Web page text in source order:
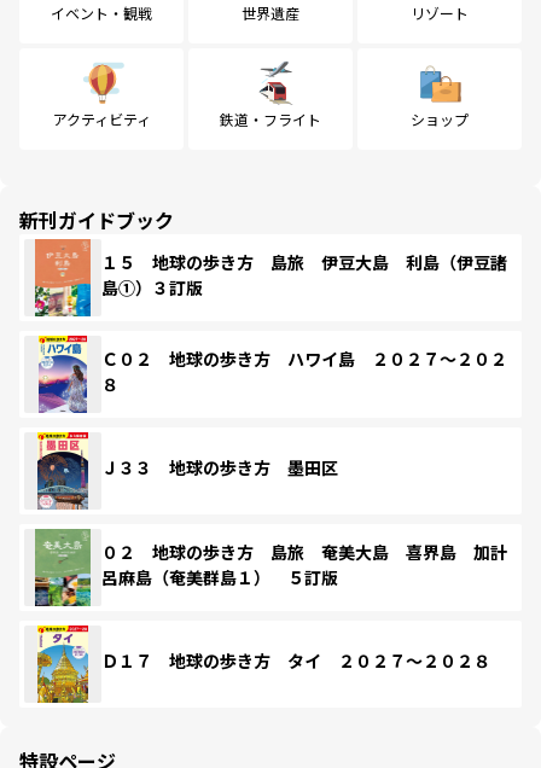
イベント・観戦 世界遺産 リゾート
アクティビティ 鉄道・フライト ショップ
新刊ガイドブック
１５ 地球の歩き方 島旅 伊豆大島 利島（伊豆諸
島①）３訂版
Ｃ０２ 地球の歩き方 ハワイ島 ２０２７～２０２
８
Ｊ３３ 地球の歩き方 墨田区
０２ 地球の歩き方 島旅 奄美大島 喜界島 加計
呂麻島（奄美群島１） ５訂版
Ｄ１７ 地球の歩き方 タイ ２０２７～２０２８
特設ページ